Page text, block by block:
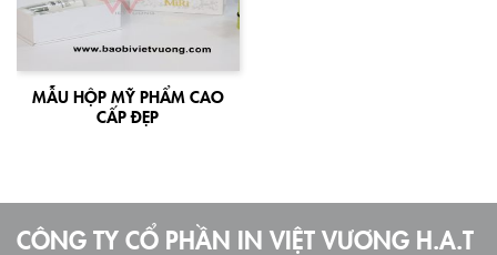
MẪU HỘP MỸ PHẨM CAO
CẤP ĐẸP
CÔNG TY CỔ PHẦN IN VIỆT VƯƠNG H.A.T